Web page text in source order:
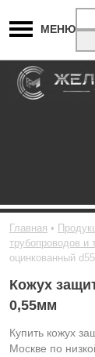
МЕНЮ
Главная
трубопроводов и
оцинкованный
Кожух
0,55мм
Купить кожух
Москве по